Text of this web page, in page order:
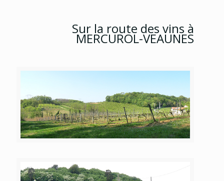
Sur la route des vins à
MERCUROL-VEAUNES